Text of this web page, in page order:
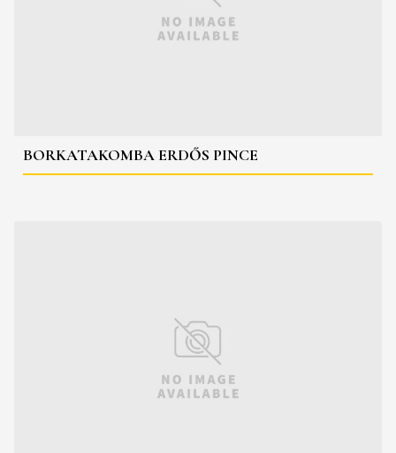
BORKATAKOMBA ERDŐS PINCE